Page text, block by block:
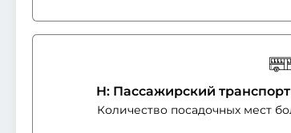
H: Пассажирский
Количество посадочных мест